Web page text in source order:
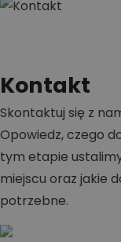
Kontakt
Skontaktuj się z
Opowiedz, czego
tym etapie
miejscu oraz jakie
potrzebne.